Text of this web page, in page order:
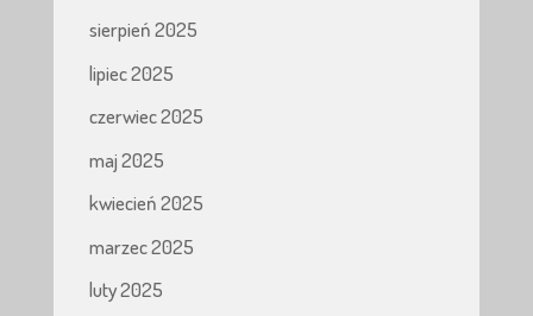
sierpień 2025
lipiec 2025
czerwiec 2025
maj 2025
kwiecień 2025
marzec 2025
luty 2025